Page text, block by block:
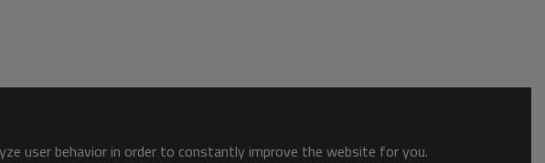
user behavior in order to constantly improve the website for you.